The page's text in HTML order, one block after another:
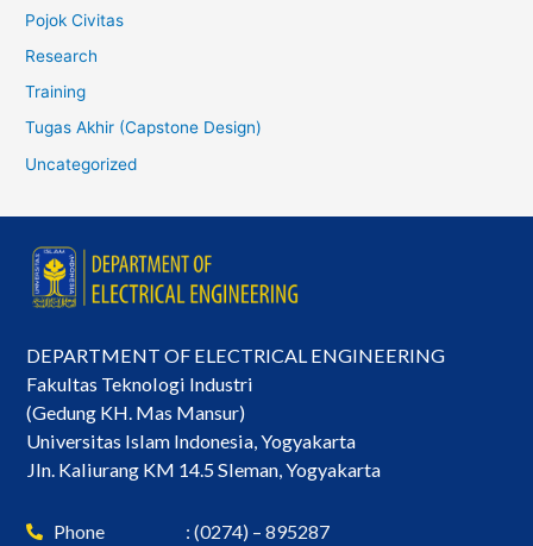
Pojok Civitas
Research
Training
Tugas Akhir (Capstone Design)
Uncategorized
DEPARTMENT OF ELECTRICAL ENGINEERING
Fakultas Teknologi Industri
(Gedung KH. Mas Mansur)
Universitas Islam Indonesia, Yogyakarta
Jln. Kaliurang KM 14.5 Sleman, Yogyakarta
Phone
: (0274) – 895287